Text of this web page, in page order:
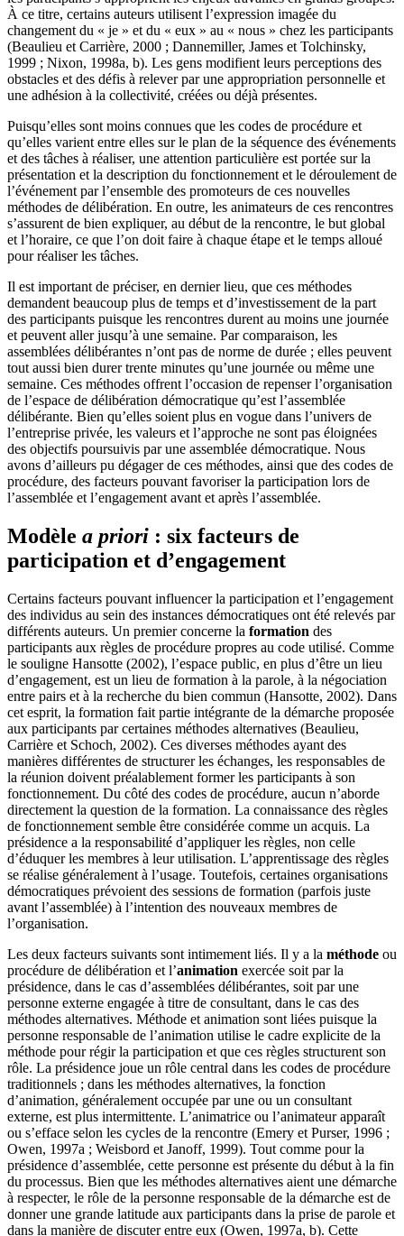
À ce titre, certains auteurs utilisent l’expression imagée du
changement du « je » et du « eux » au « nous » chez les participants
(Beaulieu et Carrière, 2000 ; Dannemiller, James et Tolchinsky,
1999 ; Nixon, 1998a, b). Les gens modifient leurs perceptions des
obstacles et des défis à relever par une appropriation personnelle et
une adhésion à la collectivité, créées ou déjà présentes.
Puisqu’elles sont moins connues que les codes de procédure et
qu’elles varient entre elles sur le plan de la séquence des événements
et des tâches à réaliser, une attention particulière est portée sur la
présentation et la description du fonctionnement et le déroulement de
l’événement par l’ensemble des promoteurs de ces nouvelles
méthodes de délibération. En outre, les animateurs de ces rencontres
s’assurent de bien expliquer, au début de la rencontre, le but global
et l’horaire, ce que l’on doit faire à chaque étape et le temps alloué
pour réaliser les tâches.
Il est important de préciser, en dernier lieu, que ces méthodes
demandent beaucoup plus de temps et d’investissement de la part
des participants puisque les rencontres durent au moins une journée
et peuvent aller jusqu’à une semaine. Par comparaison, les
assemblées délibérantes n’ont pas de norme de durée ; elles peuvent
tout aussi bien durer trente minutes qu’une journée ou même une
semaine. Ces méthodes offrent l’occasion de repenser l’organisation
de l’espace de délibération démocratique qu’est l’assemblée
délibérante. Bien qu’elles soient plus en vogue dans l’univers de
l’entreprise privée, les valeurs et l’approche ne sont pas éloignées
des objectifs poursuivis par une assemblée démocratique. Nous
avons d’ailleurs pu dégager de ces méthodes, ainsi que des codes de
procédure, des facteurs pouvant favoriser la participation lors de
l’assemblée et l’engagement avant et après l’assemblée.
Modèle a priori : six facteurs de
participation et d’engagement
Certains facteurs pouvant influencer la participation et l’engagement
des individus au sein des instances démocratiques ont été relevés par
différents auteurs. Un premier concerne la formation des
participants aux règles de procédure propres au code utilisé. Comme
le souligne Hansotte (2002), l’espace public, en plus d’être un lieu
d’engagement, est un lieu de formation à la parole, à la négociation
entre pairs et à la recherche du bien commun (Hansotte, 2002). Dans
cet esprit, la formation fait partie intégrante de la démarche proposée
aux participants par certaines méthodes alternatives (Beaulieu,
Carrière et Schoch, 2002). Ces diverses méthodes ayant des
manières différentes de structurer les échanges, les responsables de
la réunion doivent préalablement former les participants à son
fonctionnement. Du côté des codes de procédure, aucun n’aborde
directement la question de la formation. La connaissance des règles
de fonctionnement semble être considérée comme un acquis. La
présidence a la responsabilité d’appliquer les règles, non celle
d’éduquer les membres à leur utilisation. L’apprentissage des règles
se réalise généralement à l’usage. Toutefois, certaines organisations
démocratiques prévoient des sessions de formation (parfois juste
avant l’assemblée) à l’intention des nouveaux membres de
l’organisation.
Les deux facteurs suivants sont intimement liés. Il y a la méthode ou
procédure de délibération et l’animation exercée soit par la
présidence, dans le cas d’assemblées délibérantes, soit par une
personne externe engagée à titre de consultant, dans le cas des
méthodes alternatives. Méthode et animation sont liées puisque la
personne responsable de l’animation utilise le cadre explicite de la
méthode pour régir la participation et que ces règles structurent son
rôle. La présidence joue un rôle central dans les codes de procédure
traditionnels ; dans les méthodes alternatives, la fonction
d’animation, généralement occupée par une ou un consultant
externe, est plus intermittente. L’animatrice ou l’animateur apparaît
ou s’efface selon les cycles de la rencontre (Emery et Purser, 1996 ;
Owen, 1997a ; Weisbord et Janoff, 1999). Tout comme pour la
présidence d’assemblée, cette personne est présente du début à la fin
du processus. Bien que les méthodes alternatives aient une démarche
à respecter, le rôle de la personne responsable de la démarche est de
donner une grande latitude aux participants dans la prise de parole et
dans la manière de discuter entre eux (Owen, 1997a, b). Cette